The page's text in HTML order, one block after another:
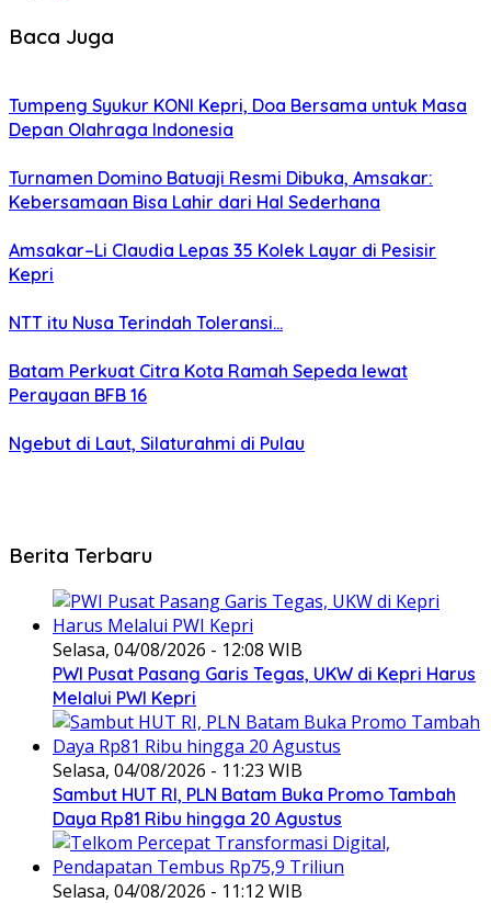
Baca Juga
Tumpeng Syukur KONI Kepri, Doa Bersama untuk Masa
Depan Olahraga Indonesia
Turnamen Domino Batuaji Resmi Dibuka, Amsakar:
Kebersamaan Bisa Lahir dari Hal Sederhana
Amsakar–Li Claudia Lepas 35 Kolek Layar di Pesisir
Kepri
NTT itu Nusa Terindah Toleransi…
Batam Perkuat Citra Kota Ramah Sepeda lewat
Perayaan BFB 16
Ngebut di Laut, Silaturahmi di Pulau
Berita Terbaru
Selasa, 04/08/2026 - 12:08 WIB
PWI Pusat Pasang Garis Tegas, UKW di Kepri Harus
Melalui PWI Kepri
Selasa, 04/08/2026 - 11:23 WIB
Sambut HUT RI, PLN Batam Buka Promo Tambah
Daya Rp81 Ribu hingga 20 Agustus
Selasa, 04/08/2026 - 11:12 WIB